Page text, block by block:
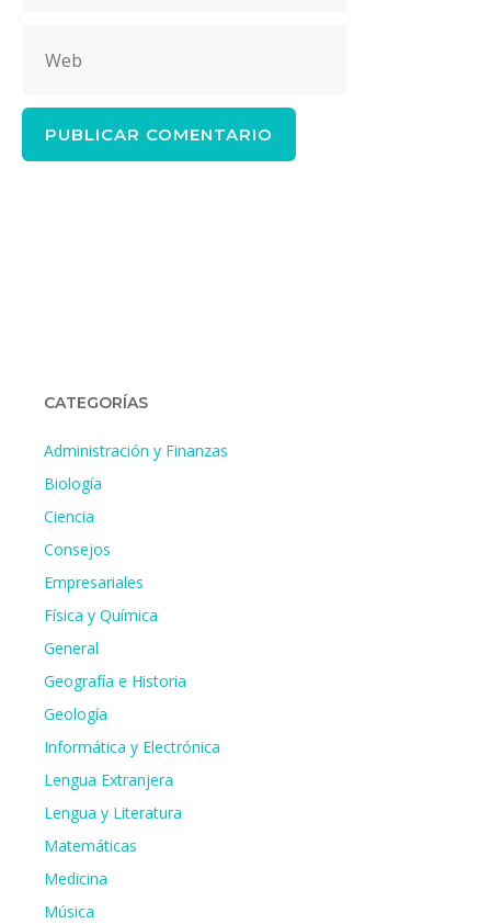
CATEGORÍAS
Administración y Finanzas
Biología
Ciencia
Consejos
Empresariales
Física y Química
General
Geografía e Historia
Geología
Informática y Electrónica
Lengua Extranjera
Lengua y Literatura
Matemáticas
Medicina
Música